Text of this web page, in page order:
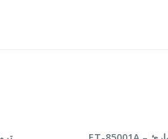
قراءة المزيد